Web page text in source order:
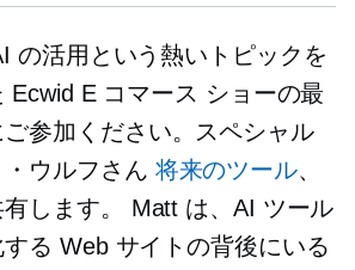
の活用という熱いトピックを
Ecwid E コマース ショーの最
参加ください。スペシャル
ウルフさん 将来のツール、
します。 Matt は、AI ツール
る Web サイトの背後にいる